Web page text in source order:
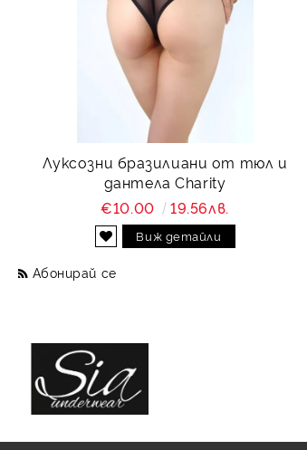
Луксозни бразилиани от тюл и
дантела Charity
€10.00
19.56лв.
Виж детайли
Абонирай се